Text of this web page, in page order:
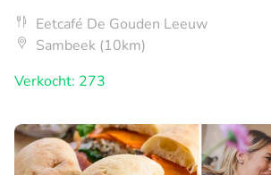
Eetcafé De Gouden Leeuw
Sambeek (10km)
Verkocht: 273